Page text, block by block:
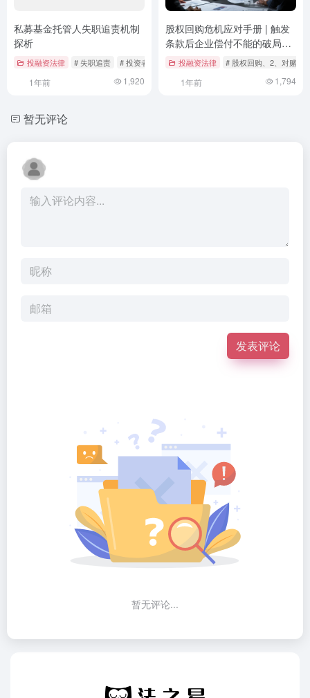
私募基金托管人失职追责机制
探析
投融资法律 # 失职追责 # 投资者保护 # 法律责任
1年前 1,920
股权回购危机应对手册 | 触发
条款后企业偿付不能的破局之
道 投融资法律 # 股权回购、2、对赌协
1年前 1,794
暂无评论
发表评论
暂无评论...